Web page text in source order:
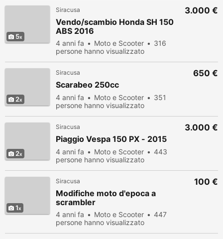
5
Siracusa
Vendo/scambio Honda SH 150
ABS 2016
4 anni fa Moto e Scooter
316
persone hanno visualizzato
3.000 €
2
Siracusa
Scarabeo 250cc
4 anni fa Moto e Scooter
351
persone hanno visualizzato
650 €
2
Siracusa
Piaggio Vespa 150 PX - 2015
4 anni fa Moto e Scooter
443
persone hanno visualizzato
3.000 €
1
Siracusa
Modifiche moto d'epoca a
scrambler
4 anni fa Moto e Scooter
447
persone hanno visualizzato
100 €